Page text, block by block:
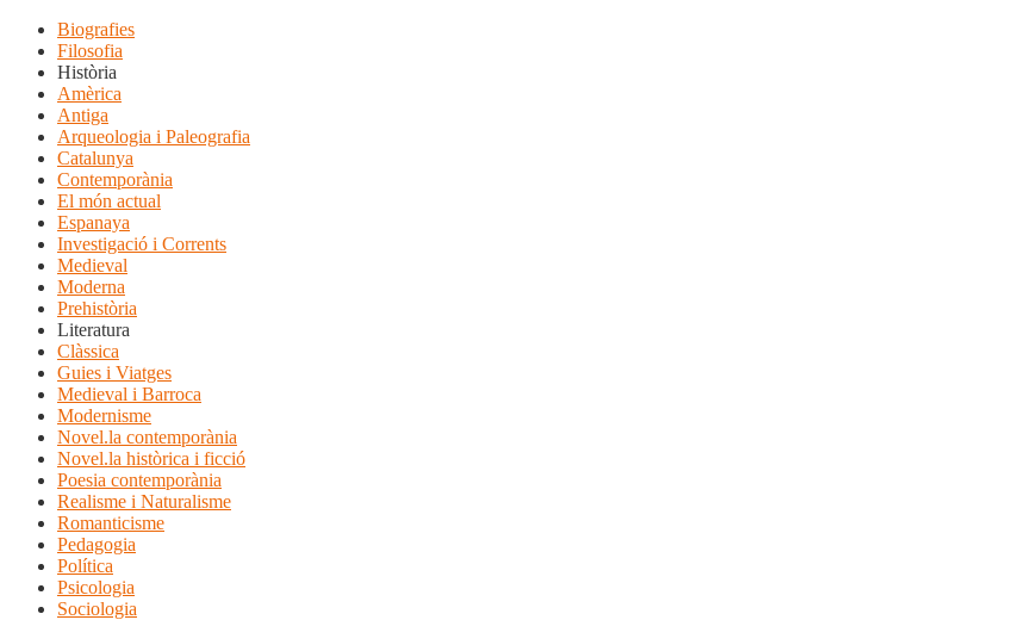
Biografies
Filosofia
Història
Amèrica
Antiga
Arqueologia i Paleografia
Catalunya
Contemporània
El món actual
Espanaya
Investigació i Corrents
Medieval
Moderna
Prehistòria
Literatura
Clàssica
Guies i Viatges
Medieval i Barroca
Modernisme
Novel.la contemporània
Novel.la històrica i ficció
Poesia contemporània
Realisme i Naturalisme
Romanticisme
Pedagogia
Política
Psicologia
Sociologia